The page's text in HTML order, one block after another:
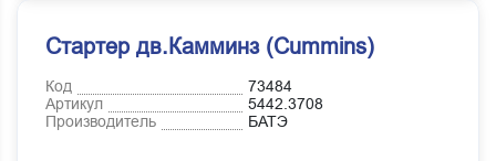
Стартер дв.Камминз (Cummins)
Код
73484
Артикул
5442.3708
Производитель
БАТЭ